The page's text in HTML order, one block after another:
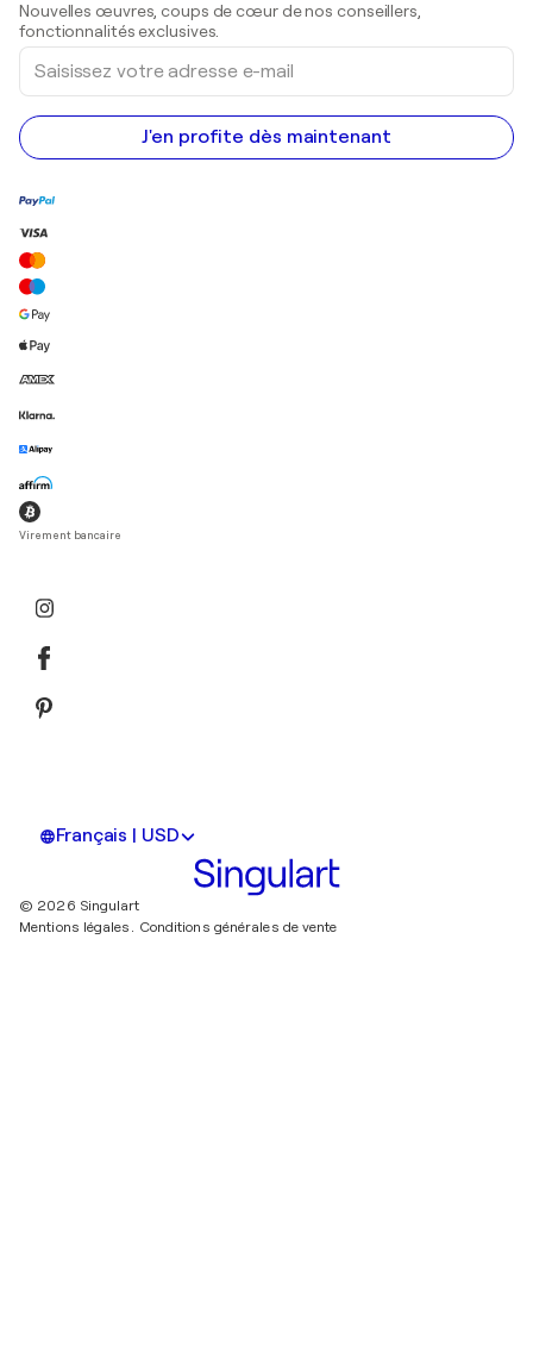
Peintures acryliques
Nouvelles œuvres, coups de cœur de nos conseillers,
fonctionnalités exclusives.
Saisissez
votre
adresse
e-
mail
J'en profite dès maintenant
Virement bancaire
Français | USD
© 2026 Singulart
Mentions légales. Conditions générales de vente